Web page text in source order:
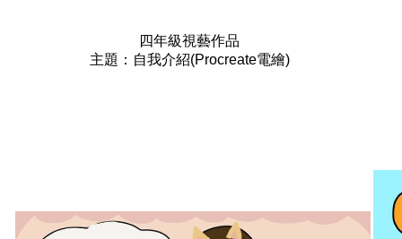
四年級視藝作品
主題：自我介紹(Procreate電繪)